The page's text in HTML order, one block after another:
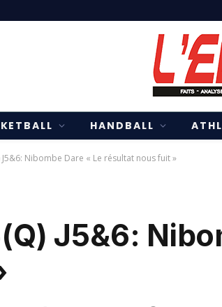
HANDBALL
J5&6: Nibombe Dare « Le résultat nous fuit »
J5&6: